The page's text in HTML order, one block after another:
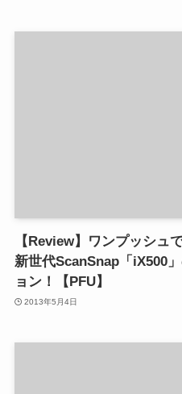
【Review】ワンプッシュ
新世代ScanSnap「iX500
ョン！【PFU】
2013年5月4日